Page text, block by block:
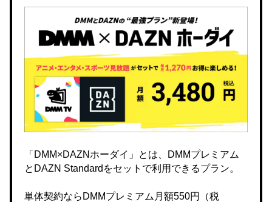
「DMM×DAZNホーダイ」とは、DMMプレミアム
とDAZN Standardをセットで利用できるプラン。
単体契約ならDMMプレミアム月額550円（税